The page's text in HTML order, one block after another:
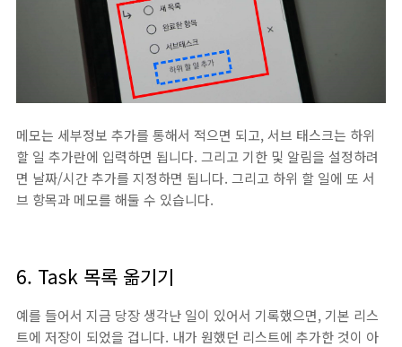
메모는 세부정보 추가를 통해서 적으면 되고, 서브 태스크는 하위
할 일 추가란에 입력하면 됩니다. 그리고 기한 및 알림을 설정하려
면 날짜/시간 추가를 지정하면 됩니다. 그리고 하위 할 일에 또 서
브 항목과 메모를 해둘 수 있습니다.
6. Task 목록 옮기기
예를 들어서 지금 당장 생각난 일이 있어서 기록했으면, 기본 리스
트에 저장이 되었을 겁니다. 내가 원했던 리스트에 추가한 것이 아